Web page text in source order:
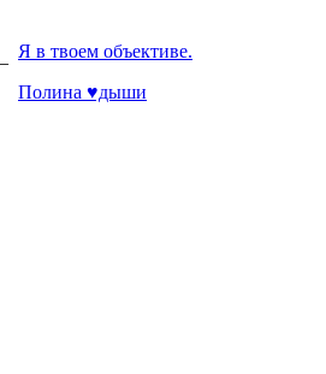
Я в твоем объективе.
Полина ♥дыши